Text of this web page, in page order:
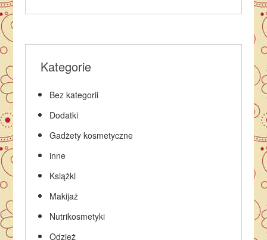
Kategorie
Bez kategorii
Dodatki
Gadżety kosmetyczne
inne
Książki
Makijaż
Nutrikosmetyki
Odzież